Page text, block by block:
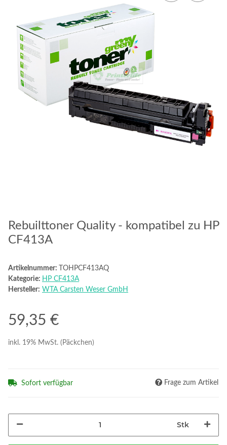
Rebuilttoner Quality - kompatibel zu HP
CF413A
Artikelnummer:
TOHPCF413AQ
Kategorie: HP CF413A
Hersteller: WTA Carsten Weser GmbH
59,35 €
inkl. 19% MwSt. (Päckchen)
Sofort verfügbar Frage zum Artikel
Stk